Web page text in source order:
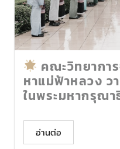
คณะวิทยากา
หาแม่ฟ้าหลวง ว
ในพระมหากรุณ
อ่านต่อ